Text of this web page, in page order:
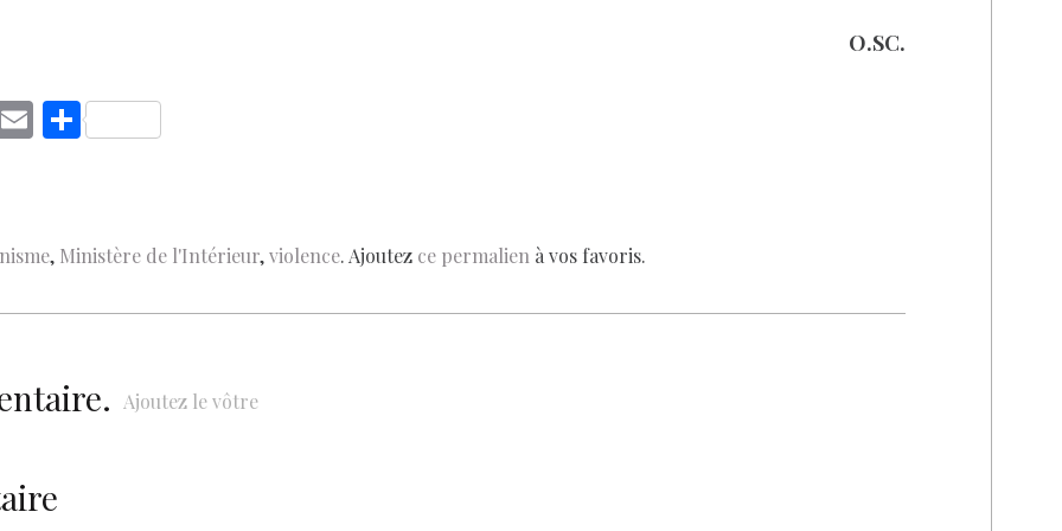
O.SC.
E S
, Ministère de l'Intérieur,violence. Ajoutez ce permalien à vos favoris.
Ajoutez le vôtre